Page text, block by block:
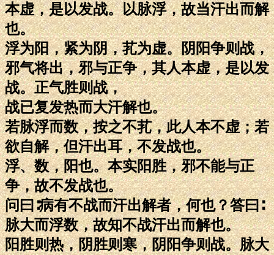
本虚，是以发战。以脉浮，故当汗出而解
也。
浮为阳，紧为阴，芤为虚。阴阳争则战，
邪气将出，邪与正争，其人本虚，是以发
战。正气胜则战，
战已复发热而大汗解也。
若脉浮而数，按之不芤，此人本不虚；若
欲自解，但汗出耳，不发战也。
浮、数，阳也。本实阳胜，邪不能与正
争，故不发战也。
问曰∶病有不战而汗出解者，何也？答曰∶
脉大而浮数，故知不战汗出而解也。
阳胜则热，阴胜则寒，阴阳争则战。脉大